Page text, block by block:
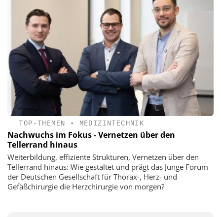
TOP-THEMEN • MEDIZINTECHNIK
Nachwuchs im Fokus - Vernetzen über den
Tellerrand hinaus
Weiterbildung, effiziente Strukturen, Vernetzen über den
Tellerrand hinaus: Wie gestaltet und prägt das Junge Forum
der Deutschen Gesellschaft für Thorax-, Herz- und
Gefäßchirurgie die Herzchirurgie von morgen?